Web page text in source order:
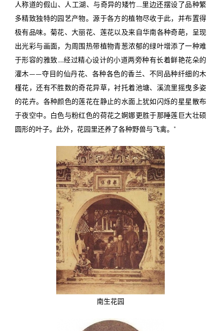
人称道的假山、人工湖、与奇异的矮竹……里边还摆设了品种繁
多精致独特的园艺产物。源于各方的植物尽收于此，并布置得
极有品味。菊花、大丽花、莲花以及来自华南各种奇葩，呈现
出光彩与画面，为周围热带植物青葱浓郁的绿叶增添了一种难
于形容的雅致……经过精心设计的小道两旁种有长着鲜艳花朵的
灌木——夺目的仙丹花、各种各色的香兰、不同品种纤细的木
槿花，还有不胜数的奇花异草，衬托着池塘、溪流里摇曳多姿
的花卉。各种颜色的莲花在静止的水面上犹如闪烁的星星散布
于夜空中。白色与粉红色的荷花之婀娜更胜于那睡莲巨大壮硕
圆形的叶子。此外，花园里还养了各种野兽与飞禽。”
南生花园